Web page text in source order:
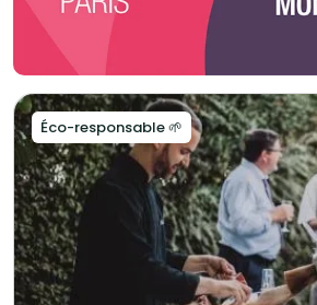
Éco-responsable 🌱